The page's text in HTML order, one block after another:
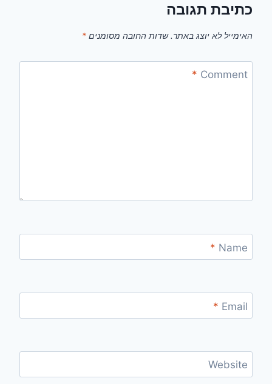
כתיבת תגובה
האימייל לא יוצג באתר. שדות החובה מסומנים *
Comment
*
Name
*
Email
*
Website